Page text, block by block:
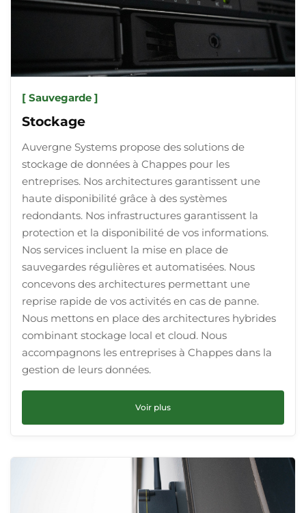
[ Sauvegarde ]
Stockage
Auvergne Systems propose des solutions de
stockage de données à Chappes pour les
entreprises. Nos architectures garantissent une
haute disponibilité grâce à des systèmes
redondants. Nos infrastructures garantissent la
protection et la disponibilité de vos informations.
Nos services incluent la mise en place de
sauvegardes régulières et automatisées. Nous
concevons des architectures permettant une
reprise rapide de vos activités en cas de panne.
Nous mettons en place des architectures hybrides
combinant stockage local et cloud. Nous
accompagnons les entreprises à Chappes dans la
gestion de leurs données.
Voir plus